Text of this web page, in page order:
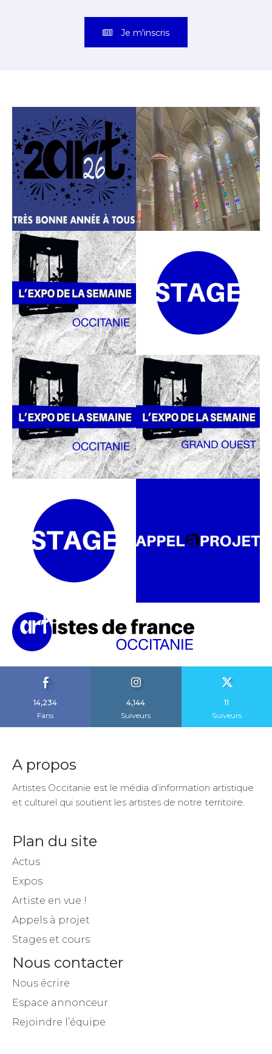
Je m'inscris
14,234
Fans
4,144
Suiveurs
11
Suiveurs
A propos
Artistes Occitanie est le média d’information artistique
et culturel qui soutient les artistes de notre territoire.
Plan du site
Actus
Expos
Artiste en vue !
Appels à projet
Stages et cours
Nous contacter
Nous écrire
Espace annonceur
Rejoindre l’équipe